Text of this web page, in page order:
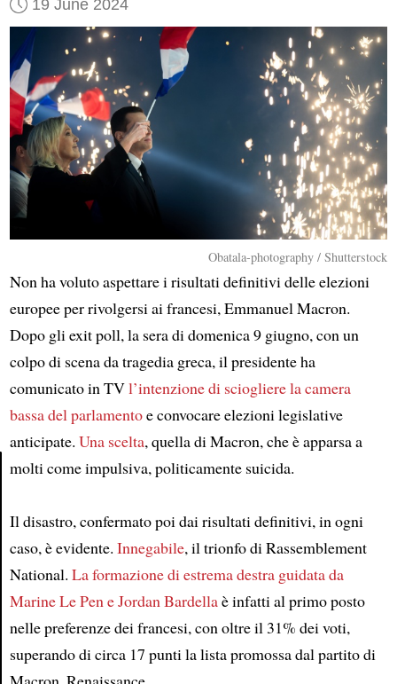
19 June 2024
Obatala-photography / Shutterstock
Non ha voluto aspettare i risultati definitivi delle elezioni
europee per rivolgersi ai francesi, Emmanuel Macron.
Dopo gli exit poll, la sera di domenica 9 giugno, con un
colpo di scena da tragedia greca, il presidente ha
comunicato in TVl’intenzione di sciogliere la camera
bassa del parlamentoe convocare elezioni legislative
anticipate. Una scelta, quella di Macron, che è apparsa a
molti come impulsiva, politicamente suicida.
Il disastro, confermato poi dai risultati definitivi, in ogni
caso, è evidente. Innegabile, il trionfo di Rassemblement
National. La formazione di estrema destra guidata da
Marine Le Pen e Jordan Bardellaè infatti al primo posto
nelle preferenze dei francesi, con oltre il 31% dei voti,
superando di circa 17 punti la lista promossa dal partito di